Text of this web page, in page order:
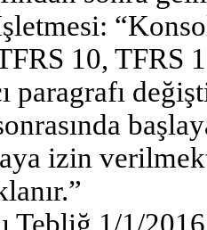
10, TFRS
paragrafı
izin